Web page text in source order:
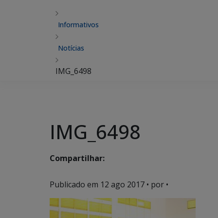
Informativos
Notícias
IMG_6498
IMG_6498
Compartilhar:
Publicado em 12 ago 2017 • por •